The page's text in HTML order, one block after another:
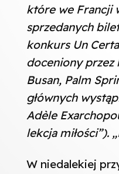
które we Francji
sprzedanych
konkurs Un
doceniony przez
Busan, Palm
głównych
Adèle
lekcja miłości”).
W niedalekiej